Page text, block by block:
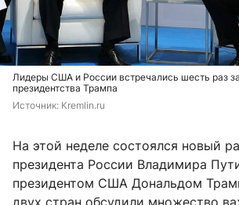
Лидеры США и России встречались шесть раз
президентства Трампа
Источник: Kremlin.ru
На этой неделе состоялся новый
президента России Владимира
президентом США Дональдом
двух стран обсудили множество